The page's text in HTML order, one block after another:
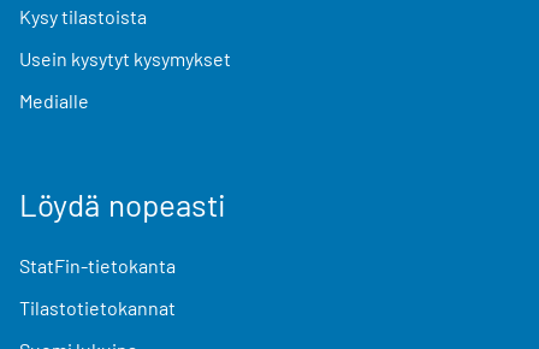
Kysy tilastoista
Usein kysytyt kysymykset
Medialle
Löydä nopeasti
StatFin-tietokanta
Tilastotietokannat